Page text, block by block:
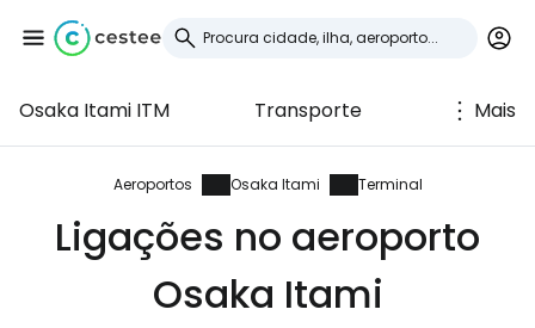
Osaka Itami ITM Transporte Mais
Aeroportos Osaka Itami Terminal
Ligações no aeroporto
Osaka Itami
Iniciar sessão no
Cestee
... a comunidade mundial de viajantes